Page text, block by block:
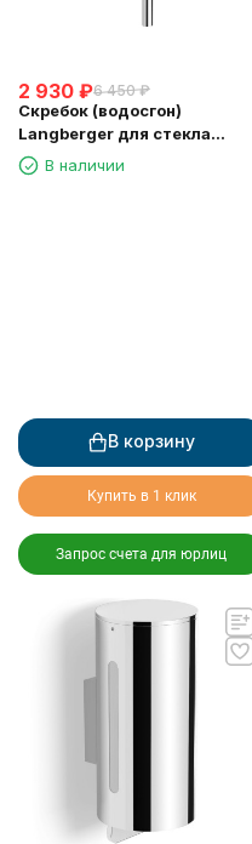
2 930 ₽6 450 ₽
Скребок (водосгон)
Langberger для стекла
зеркала хром (74183)
В наличии
В корзину
Купить в 1 клик
Запрос счета для юрлиц